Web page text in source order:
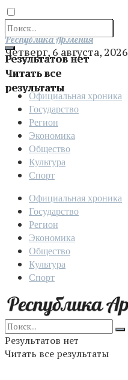
Результатов нет
Читать все
результаты
Отправить
Республика Армения
Четверг, 6 августа, 2026
Официальная хроника
Государство
Регион
Экономика
Общество
Культура
Спорт
Официальная хроника
Государство
Регион
Экономика
Общество
Культура
Спорт
Результатов нет
Читать все результаты